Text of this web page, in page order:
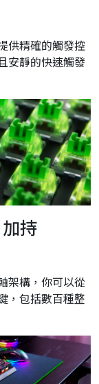
供精確的觸發控
安靜的快速觸發
持
架構，你可以從
，包括數百種整